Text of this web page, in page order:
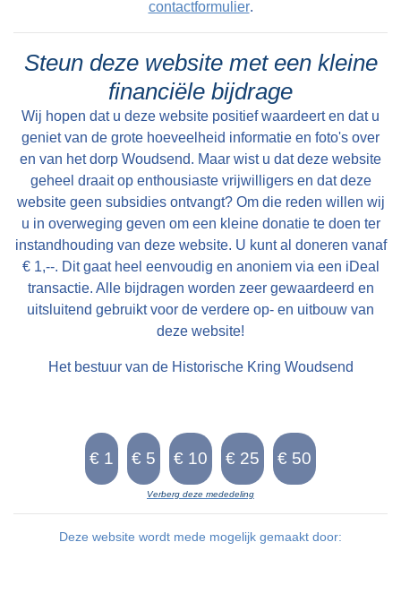
contactformulier.
Steun deze website met een kleine
financiële bijdrage
Wij hopen dat u deze website positief waardeert en dat u
geniet van de grote hoeveelheid informatie en foto's over
en van het dorp Woudsend. Maar wist u dat deze website
geheel draait op enthousiaste vrijwilligers en dat deze
website geen subsidies ontvangt? Om die reden willen wij
u in overweging geven om een kleine donatie te doen ter
instandhouding van deze website. U kunt al doneren vanaf
€ 1,--. Dit gaat heel eenvoudig en anoniem via een iDeal
transactie. Alle bijdragen worden zeer gewaardeerd en
uitsluitend gebruikt voor de verdere op- en uitbouw van
deze website!
Het bestuur van de Historische Kring Woudsend
Verberg deze mededeling
Deze website wordt mede mogelijk gemaakt door: